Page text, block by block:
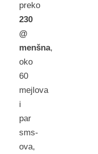
preko
230
@
menšna,
oko
60
mejlova
i
par
sms-
ova,